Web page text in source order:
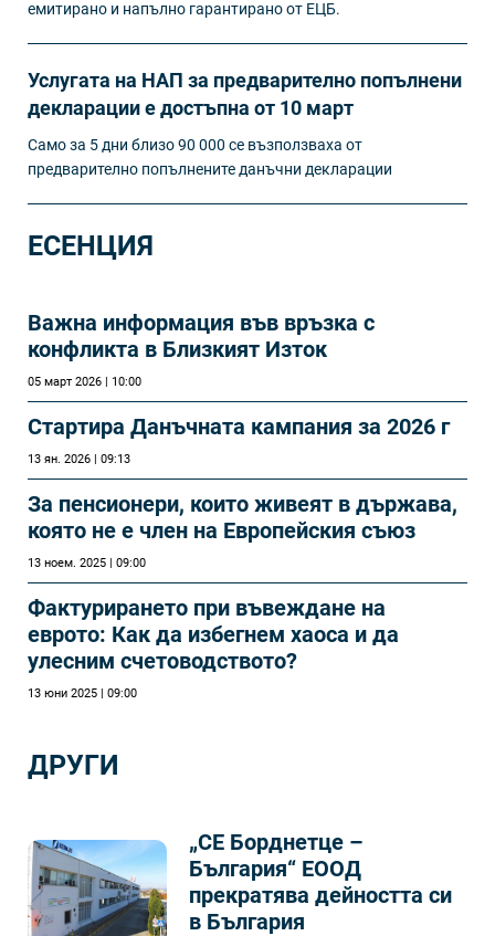
емитирано и напълно гарантирано от ЕЦБ.
Услугата на НАП за предварително попълнени
декларации е достъпна от 10 март
Само за 5 дни близо 90 000 се възползваха от
предварително попълнените данъчни декларации
ЕСЕНЦИЯ
Важна информация във връзка с
конфликта в Близкият Изток
05 март 2026 | 10:00
Стартира Данъчната кампания за 2026 г
13 ян. 2026 | 09:13
За пенсионери, които живеят в държава,
която не е член на Европейския съюз
13 ноем. 2025 | 09:00
Фактурирането при въвеждане на
еврото: Как да избегнем хаоса и да
улесним счетоводството?
13 юни 2025 | 09:00
ДРУГИ
„СЕ Борднетце –
България“ ЕООД
прекратява дейността си
в България